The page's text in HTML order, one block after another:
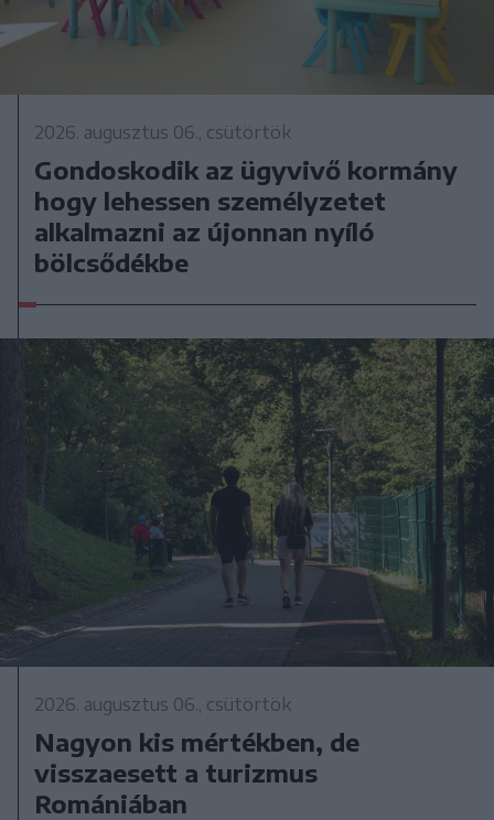
2026. augusztus 06., csütörtök
Gondoskodik az ügyvivő kormány
hogy lehessen személyzetet
alkalmazni az újonnan nyíló
bölcsődékbe
2026. augusztus 06., csütörtök
Nagyon kis mértékben, de
visszaesett a turizmus
Romániában